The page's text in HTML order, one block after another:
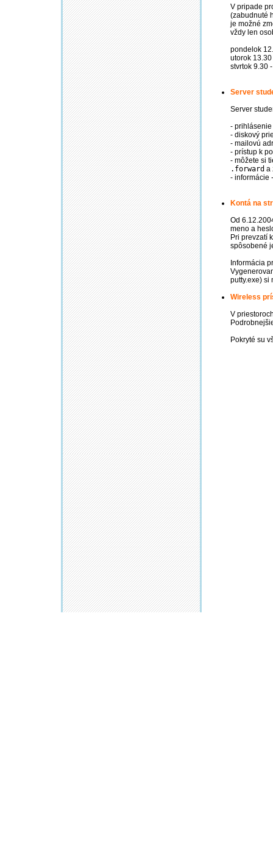
V pripade
(zabudnuté
je možné
vždy len
pondelok
utorok
stvrtok 9.30
Server
Server
-
- diskový
- mailovú
- prístup k
- môžete si
.forward a
- informácie
Kontá na
Od
meno a
Pri prevzatí
spôsobené
Informácia
putty.exe)
Wireless
V
Pokryté su